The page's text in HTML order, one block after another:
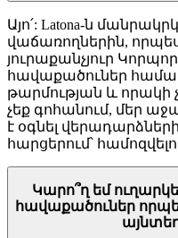
Այո՛: Latona-ն
վաճառողներին,
յուրաքանչյուր
հավաքածուներ
թարմության և որակի
չեք գոհանում, մեր
է օգնել
հարցերում՝
Կարո՞ղ եմ
հավաքածուներ